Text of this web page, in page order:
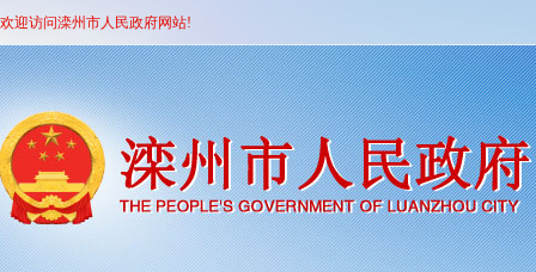
欢迎访问滦州市人民政府网站!